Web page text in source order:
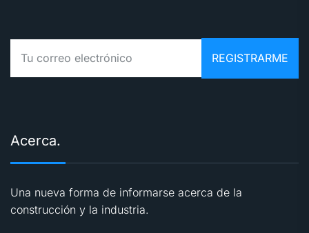
Acerca.
Una nueva forma de informarse acerca de la
construcción y la industria.